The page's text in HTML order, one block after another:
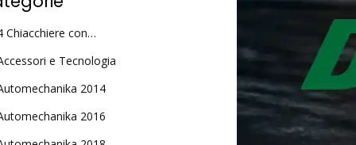
Chiacchiere con…
e Tecnologia
2014
2016